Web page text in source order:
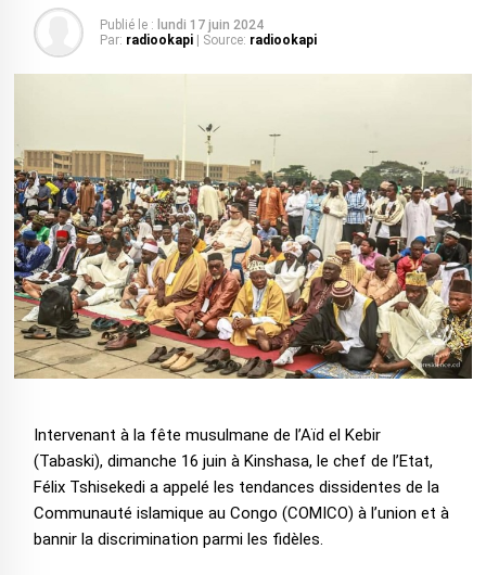
Publié le : lundi 17 juin 2024
Par: radiookapi | Source: radiookapi
Intervenant à la fête musulmane de l’Aïd el Kebir
(Tabaski), dimanche 16 juin à Kinshasa, le chef de l’Etat,
Félix Tshisekedi a appelé les tendances dissidentes de la
Communauté islamique au Congo (COMICO) à l’union et à
bannir la discrimination parmi les fidèles.